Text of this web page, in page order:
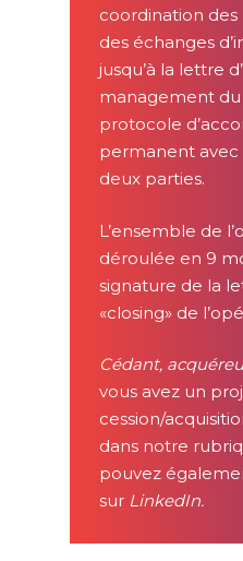
coordination
des échanges
jusqu’à la lettre
management du
protocole
permanent avec
deux parties.
L’ensemble de
déroulée en 9
signature de la
«closing» de
Cédant,
vous avez un
cession/
dans notre
pouvez
sur LinkedIn.